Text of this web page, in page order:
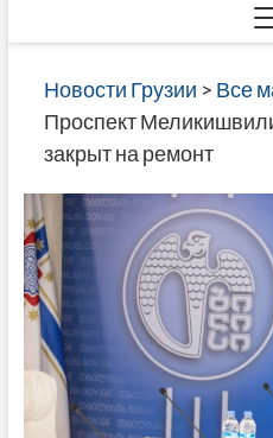
Новости Грузии > Все
Проспект
закрыт на ремонт